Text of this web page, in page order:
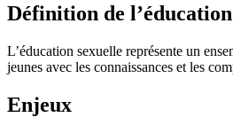
Définition de
L’éducation sexuelle représente un
jeunes avec les connaissances et les
Enjeux